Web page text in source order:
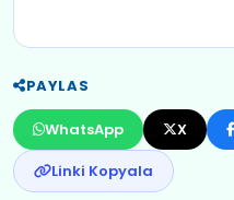
PAYLAS
WhatsApp X
Linki Kopyala